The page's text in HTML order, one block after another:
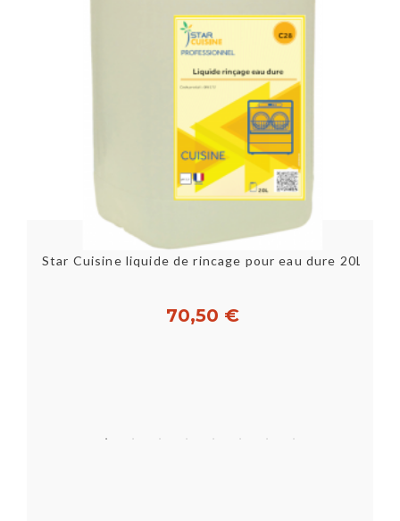
Star Cuisine liquide de rincage pour eau dure 20L
70,50 €